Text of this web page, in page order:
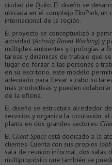
ciudad de Quito. El diseño se
ubicada en el complejo EkoPark,
internacional de la región.
El proyecto se conceptualizó a
actividad (Activity Based Working) y
múltiples ambientes y tipologías a
tareas y dinámicas de trabajo que
lugar de forzar a las personas a
en su escritorio, este modelo
adecuado para llevar a cabo su
más productivas y pueden
de la oficina.
El diseño se estructura alrededor
servicios y organiza la circulación,
planta en dos grandes sectores:
El Client Space está dedicado a la
clientes. Cuenta con sus propios
sala de reunión informal, dos salas
multipropósito que también se